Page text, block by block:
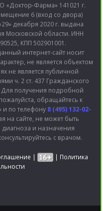
Фарма» 141021 г.
6 (вход со двора)
декабря 2020 г. выдана
Московской области. ИНН
КПП 502901001.
интернет-сайт носит
не является объектом
не является публичной
ч. 2 ст. 437 Гражданского
получения подробной
обращайтесь к
по телефону 8 (495) 132-02-
на сайте, не может быть
диагноза и назначения
с врачом.
| | Политика